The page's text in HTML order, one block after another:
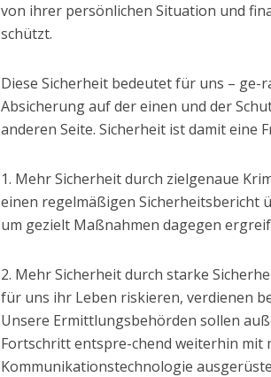
von ihrer persönlichen Situation und
schützt.
Diese Sicherheit bedeutet für uns – ge-
Absicherung auf der einen und der
anderen Seite. Sicherheit ist damit eine
1. Mehr Sicherheit durch zielgenaue
einen regelmäßigen Sicherheitsbericht
um gezielt Maßnahmen dagegen
2. Mehr Sicherheit durch starke
für uns ihr Leben riskieren, verdienen
Unsere Ermittlungsbehörden sollen
Fortschritt entspre-chend weiterhin mit
Kommunikationstechnologie